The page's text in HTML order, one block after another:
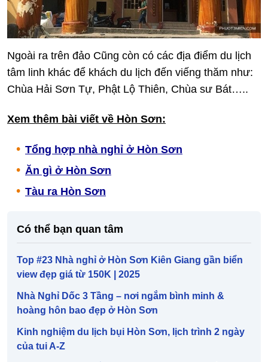
Ngoài ra trên đảo Cũng còn có các địa điểm du lịch
tâm linh khác để khách du lịch đến viếng thăm như:
Chùa Hải Sơn Tự, Phật Lộ Thiên, Chùa sư Bát…..
Xem thêm bài viết về Hòn Sơn:
Tổng hợp nhà nghỉ ở Hòn Sơn
Ăn gì ở Hòn Sơn
Tàu ra Hòn Sơn
Có thể bạn quan tâm
Top #23 Nhà nghỉ ở Hòn Sơn Kiên Giang gần biển
view đẹp giá từ 150K | 2025
Nhà Nghỉ Dốc 3 Tầng – nơi ngắm bình minh &
hoàng hôn bao đẹp ở Hòn Sơn
Kinh nghiệm du lịch bụi Hòn Sơn, lịch trình 2 ngày
của tui A-Z